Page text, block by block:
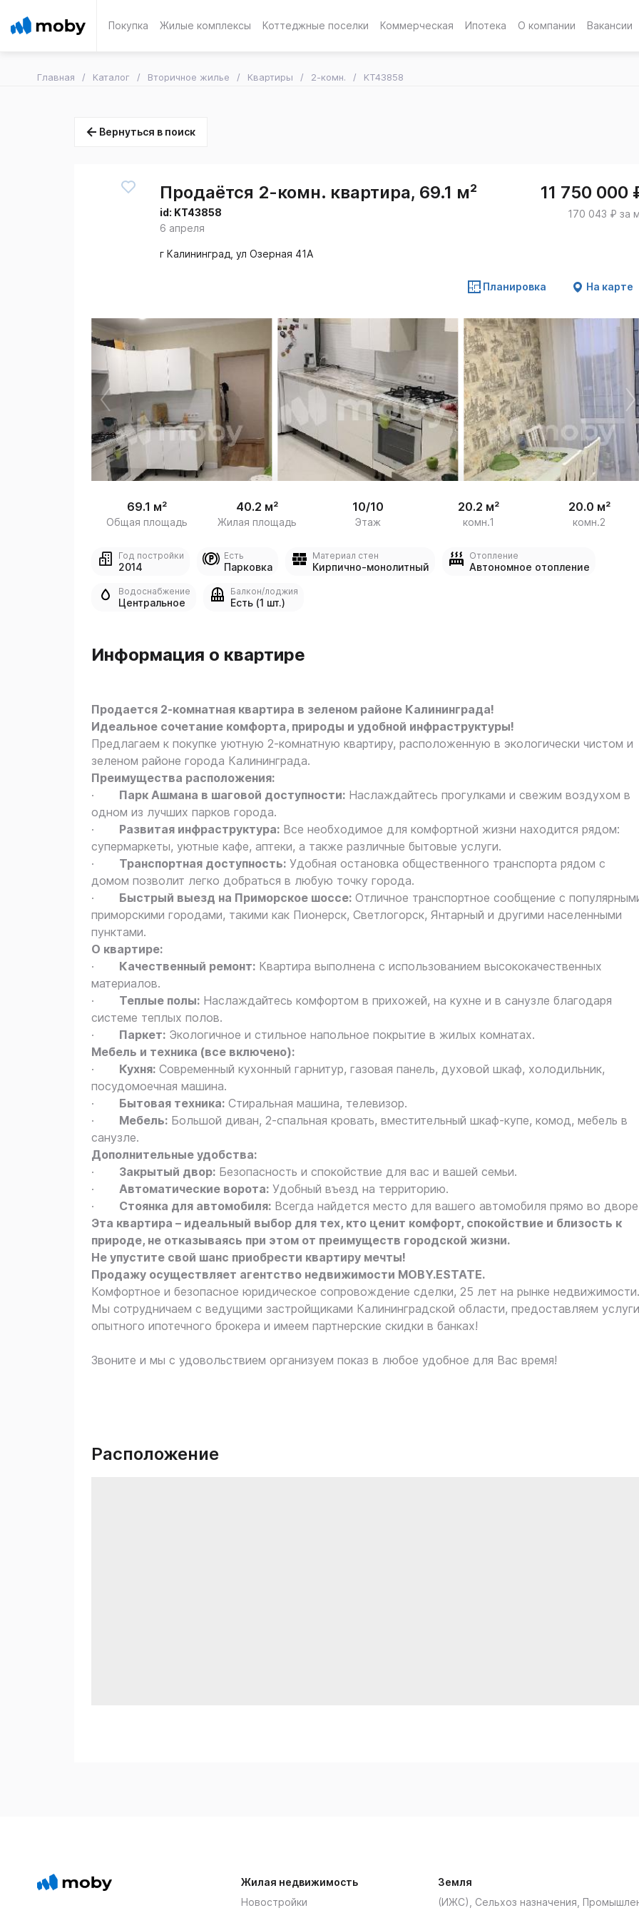
Покупка Жилые комплексы Коттеджные поселки Коммерческая Ипотека О компании Вакансии
Главная Каталог Вторичное жилье Квартиры 2-комн. KT43858
Вернуться в поиск
Продаётся 2-комн. квартира, 69.1 м²
id: KT43858
6 апреля
11 750 000
170 043 ₽ за
г Калининград, ул Озерная 41А
Планировка На карте
/
15
69.1 м²
Общая площадь
40.2 м²
Жилая площадь
10/10
Этаж
20.2 м²
комн.1
20.0 м²
комн.2
Год постройки
2014
Есть
Парковка
Материал стен
Кирпично-монолитный
Отопление
Автономное отопление
Водоснабжение
Центральное
Балкон/лоджия
Есть (1 шт.)
Информация о квартире
Продается 2-комнатная квартира в зеленом районе Калининграда!
Идеальное сочетание комфорта, природы и удобной инфраструктуры!
Предлагаем к покупке уютную 2-комнатную квартиру, расположенную в экологически чистом и
зеленом районе города Калининграда.
Преимущества расположения:
· Парк Ашмана в шаговой доступности: Наслаждайтесь прогулками и свежим воздухом в
одном из лучших парков города.
· Развитая инфраструктура: Все необходимое для комфортной жизни находится рядом:
супермаркеты, уютные кафе, аптеки, а также различные бытовые услуги.
· Транспортная доступность: Удобная остановка общественного транспорта рядом с
домом позволит легко добраться в любую точку города.
· Быстрый выезд на Приморское шоссе: Отличное транспортное сообщение с
приморскими городами, такими как Пионерск, Светлогорск, Янтарный и другими населенными
пунктами.
О квартире:
· Качественный ремонт: Квартира выполнена с использованием высококачественных
материалов.
· Теплые полы: Наслаждайтесь комфортом в прихожей, на кухне и в санузле благодаря
системе теплых полов.
· Паркет: Экологичное и стильное напольное покрытие в жилых комнатах.
Мебель и техника (все включено):
· Кухня: Современный кухонный гарнитур, газовая панель, духовой шкаф, холодильник,
посудомоечная машина.
· Бытовая техника: Стиральная машина, телевизор.
· Мебель: Большой диван, 2-спальная кровать, вместительный шкаф-купе, комод, мебель в
санузле.
Дополнительные удобства:
· Закрытый двор: Безопасность и спокойствие для вас и вашей семьи.
· Автоматические ворота: Удобный въезд на территорию.
· Стоянка для автомобиля: Всегда найдется место для вашего автомобиля прямо во
Эта квартира – идеальный выбор для тех, кто ценит комфорт, спокойствие и близость к
природе, не отказываясь при этом от преимуществ городской жизни.
Не упустите свой шанс приобрести квартиру мечты!
Продажу осуществляет агентство недвижимости MOBY.ESTATE.
Комфортное и безопасное юридическое сопровождение сделки, 25 лет на рынке недвижимости.
Мы сотрудничаем с ведущими застройщиками Калининградской области, предоставляем услуги
опытного ипотечного брокера и имеем партнерские скидки в банках!
Звоните и мы с удовольствием организуем показ в любое удобное для Вас время!
Расположение
Жилая недвижимость
Новостройки
Земля
(ИЖС), Сельхоз назначения,